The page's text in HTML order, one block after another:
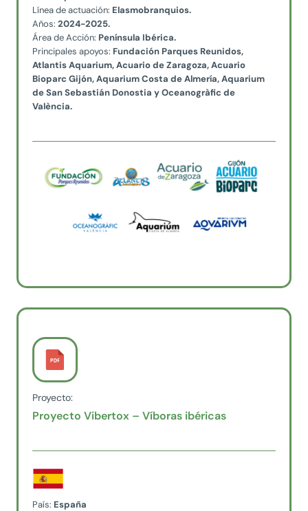
Línea de actuación: Elasmobranquios.
Años: 2024-2025.
Área de Acción: Península Ibérica.
Principales apoyos: Fundación Parques Reunidos,
Atlantis Aquarium, Acuario de Zaragoza, Acuario
Bioparc Gijón, Aquarium Costa de Almería,Aquarium
de San Sebastián Donostia y Oceanogràfic de
València.
Proyecto:
Proyecto Vibertox – Víboras ibéricas
País: España